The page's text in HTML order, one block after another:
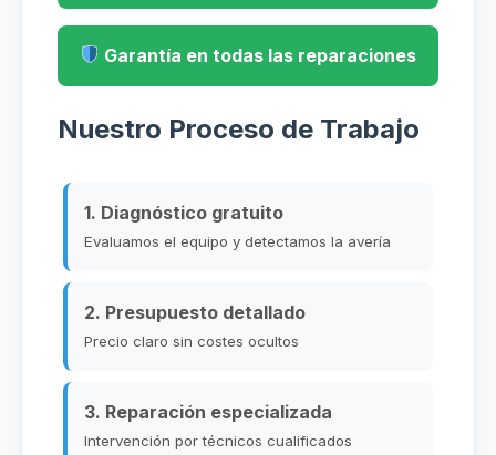
Garantía en todas las reparaciones
Nuestro Proceso de Trabajo
1. Diagnóstico gratuito
Evaluamos el equipo y detectamos la avería
2. Presupuesto detallado
Precio claro sin costes ocultos
3. Reparación especializada
Intervención por técnicos cualificados